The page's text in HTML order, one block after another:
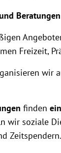
Beratungen
Freizeit,
wir
finden
wir soziale
Zeitspendern.